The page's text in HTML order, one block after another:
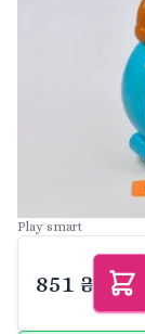
Play smart
851 ₴